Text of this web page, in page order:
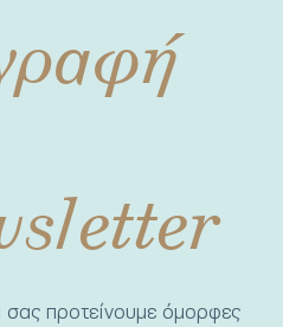
προτείνουμε όμορφες